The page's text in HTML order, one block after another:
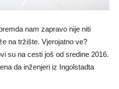
nam zapravo nije niti
na tržište. Vjerojatno ve?
su na cesti još od sredine 2016.
da inženjeri iz Ingolstadta